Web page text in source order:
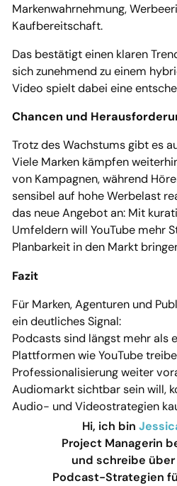
Markenwahrnehmung,
Kaufbereitschaft.
Das bestätigt einen klaren
sich zunehmend zu einem
Video spielt dabei eine
Chancen und
Trotz des Wachstums gibt es
Viele Marken kämpfen
von Kampagnen, während
sensibel auf hohe Werbelast
das neue Angebot an: Mit
Umfeldern will YouTube mehr
Planbarkeit in den Markt
Fazit
Für Marken, Agenturen und
ein deutliches Signal:
Podcasts sind längst mehr als
Plattformen wie YouTube
Professionalisierung weiter
Audiomarkt sichtbar sein will,
Audio- und Videostrategien
Hi, ich bin
Project Managerin
und schreibe
Podcast-Strategien